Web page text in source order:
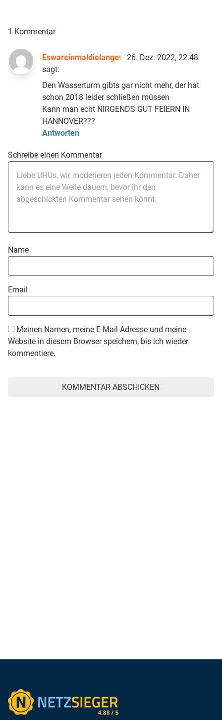
1 Kommentar
Eswareinmaldielangeweile
sagt:
26. Dez. 2022, 22.48
Den Wasserturm gibts gar nicht mehr, der hat
schon 2018 leider schließen müssen
Kann man echt NIRGENDS GUT FEIERN IN
HANNOVER???
Antworten
Schreibe einen Kommentar
Name
Email
Meinen Namen, meine E-Mail-Adresse und meine
Website in diesem Browser speichern, bis ich wieder
kommentiere.